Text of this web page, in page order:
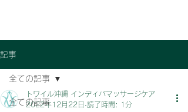
記事
全ての記事
全ての記事
トワイル沖縄 インディバマッサージケア
2022年12月22日 読了時間: 1分